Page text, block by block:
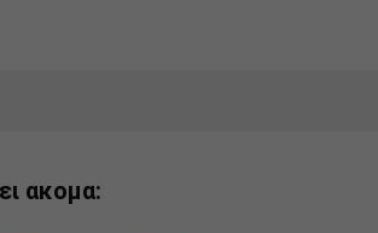
ακομα: